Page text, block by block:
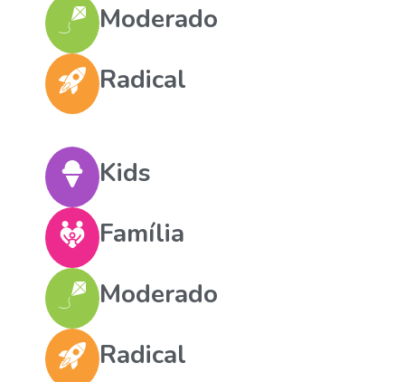
Moderado
Radical
Kids
Família
Moderado
Radical